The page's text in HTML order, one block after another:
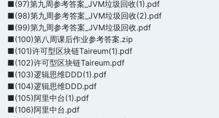
■(97)第九周参考答案_JVM垃圾回收(1).pdf
■(98)第九周参考答案_JVM垃圾回收(2).pdf
■(99)第九周参考答案_JVM垃圾回收.pdf
■(100)第八周课后作业参考答案.zip
■(101)许可型区块链Taireum(1).pdf
■(102)许可型区块链Taireum.pdf
■(103)逻辑思维DDD(1).pdf
■(104)逻辑思维DDD.pdf
■(105)阿里中台(1).pdf
■(106)阿里中台.pdf